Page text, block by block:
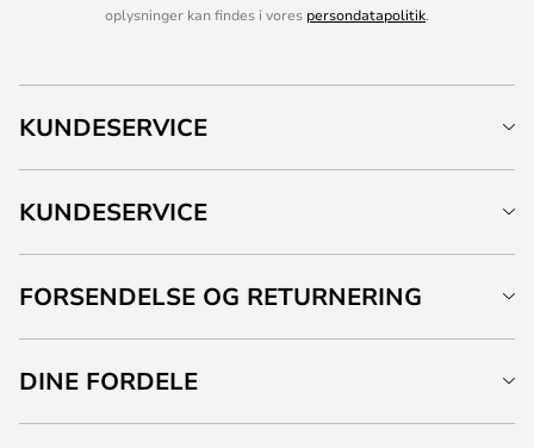
oplysninger kan findes i vores persondatapolitik.
KUNDESERVICE
KUNDESERVICE
FORSENDELSE OG RETURNERING
DINE FORDELE